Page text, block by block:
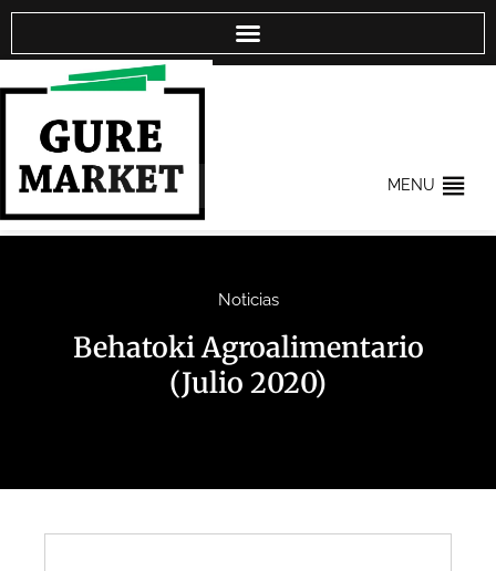
MENU
Noticias
Behatoki Agroalimentario
(Julio 2020)